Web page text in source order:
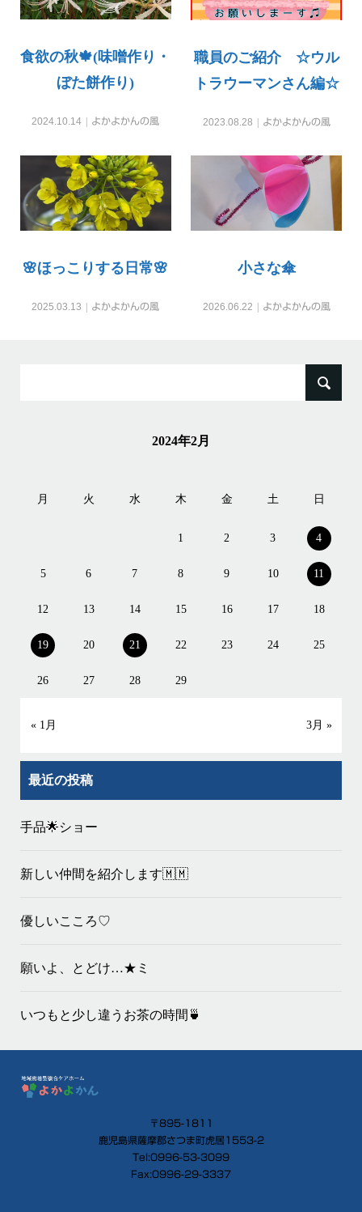
食欲の秋🍁(味噌作り・
ぼた餅作り)
2024.10.14 よかよかんの風
職員のご紹介 ☆ウル
トラウーマンさん編☆
2023.08.28 よかよかんの風
🌸ほっこりする日常🌸
2025.03.13 よかよかんの風
小さな傘
2026.06.22 よかよかんの風
2024年2月
月 火 水 木 金 土 日
1 2 3 4
5 6 7 8 9 10 11
12 13 14 15 16 17 18
19 20 21 22 23 24 25
26 27 28 29
« 1月 3月 »
最近の投稿
手品🌟ショー
新しい仲間を紹介します🇲🇲
優しいこころ♡
願いよ、とどけ…★ミ
いつもと少し違うお茶の時間🍵
〒895-1811
鹿児島県薩摩郡さつま町虎居1553-2
Tel:0996-53-3099
Fax:0996-29-3337